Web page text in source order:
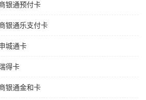
银通预付卡
银通乐支付卡
城通卡
得卡
银通金和卡